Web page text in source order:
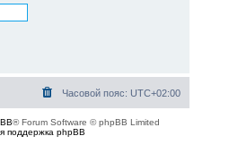
Часовой пояс: UTC+02:00
® Forum Software © phpBB Limited
поддержка phpBB